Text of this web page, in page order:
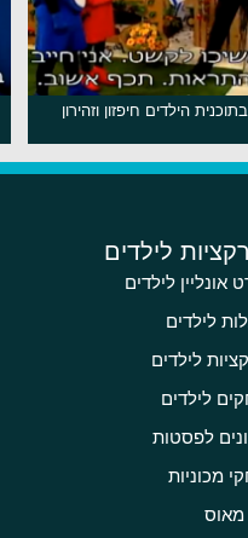
הילדים חיפזון וזהירון
לילדים
אונליין לילדים
לילדים
לילדים
לילדים
לפסטות
מכוניות
מאוס